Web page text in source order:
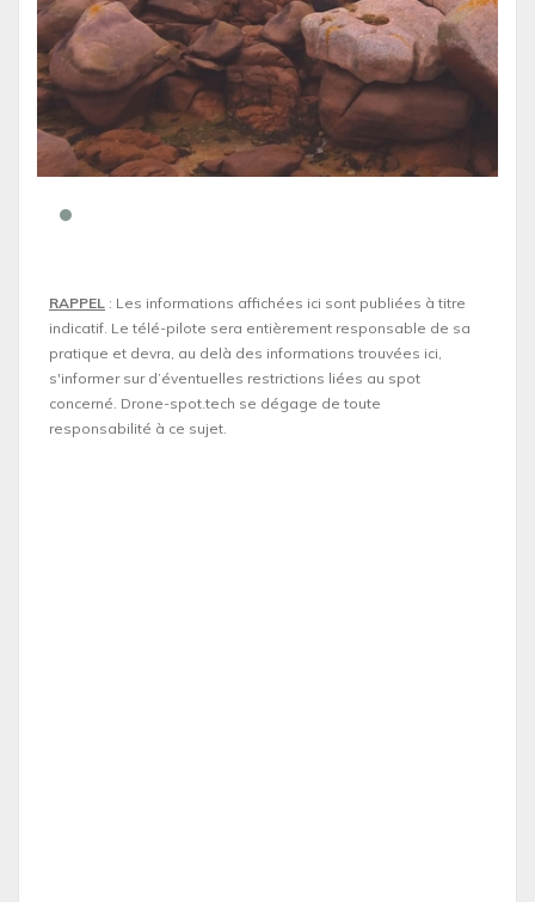
RAPPEL : Les informations affichées ici sont publiées à titre
indicatif. Le télé-pilote sera entièrement responsable de sa
pratique et devra, au delà des informations trouvées ici,
s'informer sur d’éventuelles restrictions liées au spot
concerné. Drone-spot.tech se dégage de toute
responsabilité à ce sujet.